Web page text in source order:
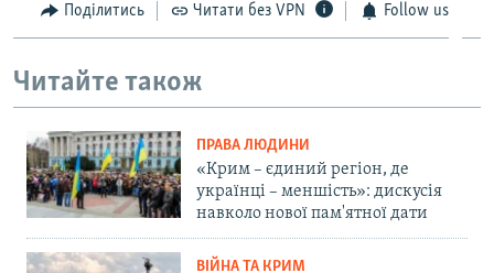
Поділитись Читати без VPN Follow us
Читайте також
ПРАВА ЛЮДИНИ
«Крим – єдиний регіон, де
українці – меншість»: дискусія
навколо нової пам'ятної дати
ВІЙНА ТА КРИМ